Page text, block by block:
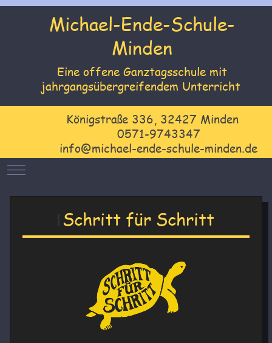
Michael-Ende-Schule-
Minden
Eine offene Ganztagsschule mit
jahrgangsübergreifendem Unterricht
Königstraße 336, 32427 Minden
0571-9743347
info@michael-ende-schule-minden.de
Mobile Menu Toggle
Schritt für Schritt